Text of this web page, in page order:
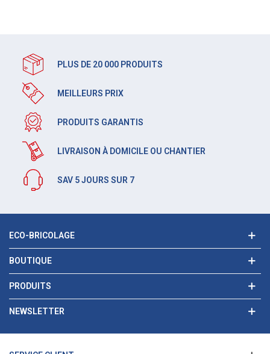
PLUS DE 20 000 PRODUITS
MEILLEURS PRIX
PRODUITS GARANTIS
LIVRAISON À DOMICILE OU CHANTIER
SAV 5 JOURS SUR 7
ECO-BRICOLAGE
BOUTIQUE
PRODUITS
NEWSLETTER